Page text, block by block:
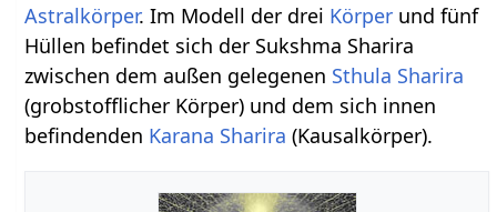
Astralkörper. Im Modell der drei Körper und fünf
Hüllen befindet sich der Sukshma Sharira
zwischen dem außen gelegenen Sthula Sharira
(grobstofflicher Körper) und dem sich innen
befindenden Karana Sharira (Kausalkörper).